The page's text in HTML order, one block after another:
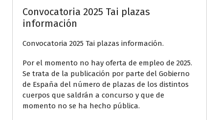
Convocatoria 2025 Tai plazas
información
Convocatoria 2025 Tai plazas información.
Por el momento no hay oferta de empleo de 2025.
Se trata de la publicación por parte del Gobierno
de España del número de plazas de los distintos
cuerpos que saldrán a concurso y que de
momento no se ha hecho pública.